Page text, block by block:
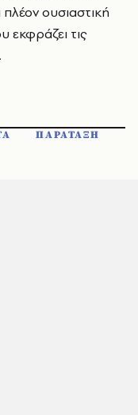
ουσιαστική
εκφράζει τις
ΠΑΡΑΤΑΞΗ